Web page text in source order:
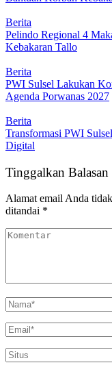
Berita
Pelindo Regional 4
Kebakaran Tallo
Berita
PWI Sulsel Lakukan
Agenda Porwanas 2027
Berita
Transformasi PWI
Digital
Tinggalkan Balasan
Alamat email Anda
ditandai *